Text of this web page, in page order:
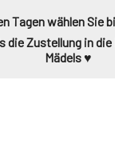
Tagen wählen Sie
die Zustellung in
Mädels ♥️